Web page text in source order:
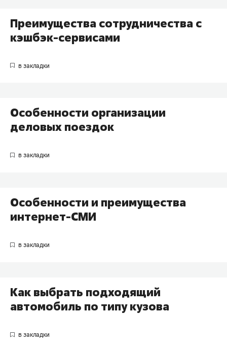
Преимущества сотрудничества с
кэшбэк-сервисами
Особенности организации
деловых поездок
Особенности и преимущества
интернет-СМИ
Как выбрать подходящий
автомобиль по типу кузова